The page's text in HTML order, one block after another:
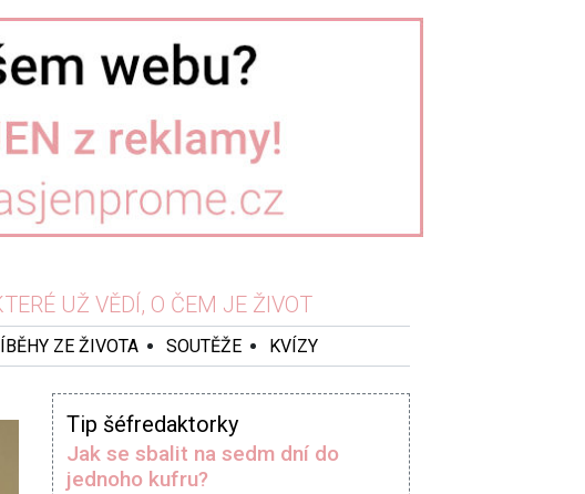
UŽ VĚDÍ, O ČEM JE ŽIVOT
ZE ŽIVOTA SOUTĚŽE KVÍZY
Tip šéfredaktorky
Jak se sbalit na sedm dní do
jednoho kufru?